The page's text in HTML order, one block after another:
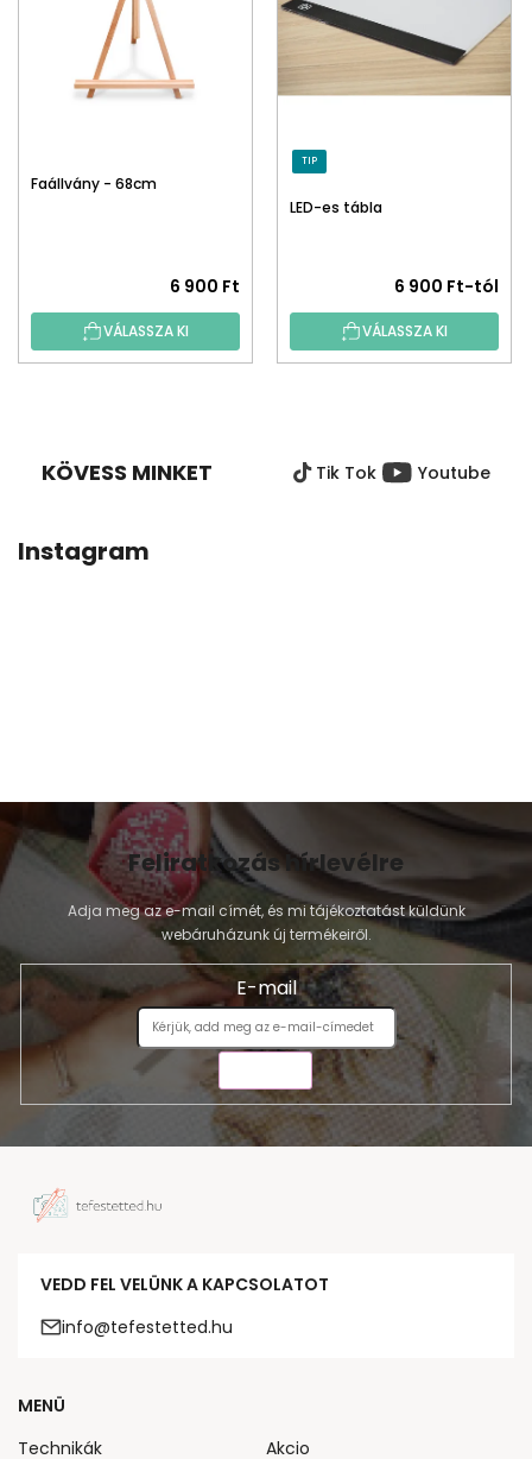
Faállvány - 68cm
6 900 Ft
VÁLASSZA KI
TIP
LED-es tábla
6 900 Ft-tól
VÁLASSZA KI
KÖVESS MINKET Tik Tok Youtube
Instagram
Feliratkozás hírlevélre
Adja meg az e-mail címét, és mi tájékoztatást küldünk
webáruházunk új termékeiről.
E-mail
VEDD FEL VELÜNK A KAPCSOLATOT
info@tefestetted.hu
MENÜ
Technikák
Akcio